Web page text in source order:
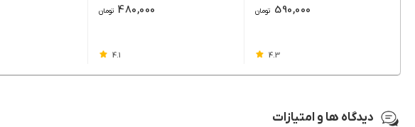
تومان 590,000
4.3
تومان 480,000
4.1
دیدگاه ها و امتیازات